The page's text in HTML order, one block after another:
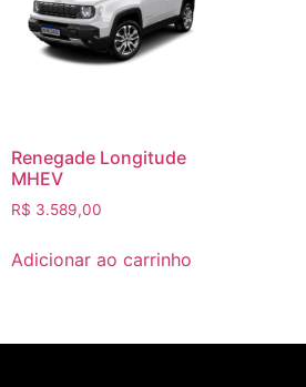
Renegade Longitude
MHEV
R$ 3.589,00
Adicionar ao carrinho